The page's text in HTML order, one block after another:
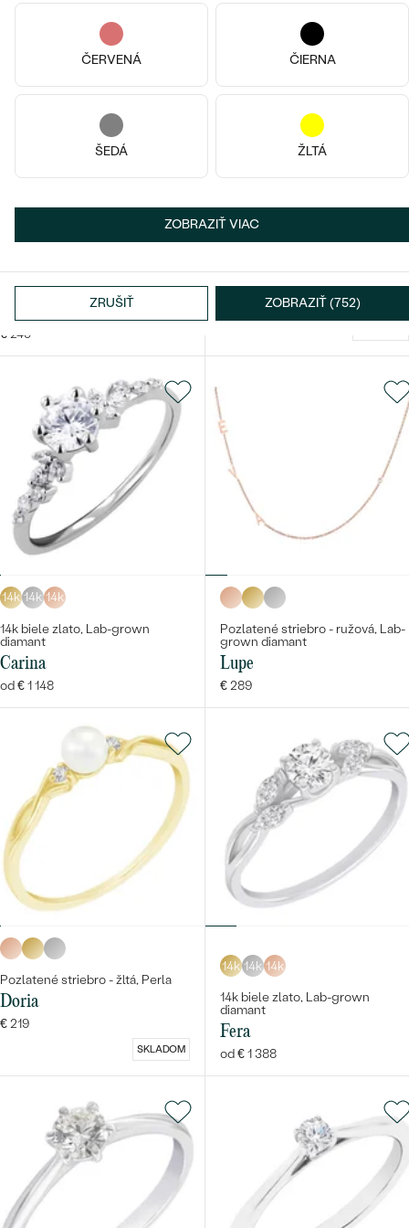
ČERVENÁ ČIERNA
ŠEDÁ ŽLTÁ
ZOBRAZIŤ VIAC
ZRUŠIŤ ZOBRAZIŤ (752)
Striebro, Lab-grown diamant
€ 249
Remy
14k 14k 14k
14k biele zlato, Lab-grown
diamant
Carina
od € 1 148
Pozlatené striebro - ružová, Lab-
grown diamant
Lupe
€ 289
Pozlatené striebro - žltá, Perla
Doria
€ 219
SKLADOM
14k 14k 14k
14k biele zlato, Lab-grown
diamant
Fera
od € 1 388